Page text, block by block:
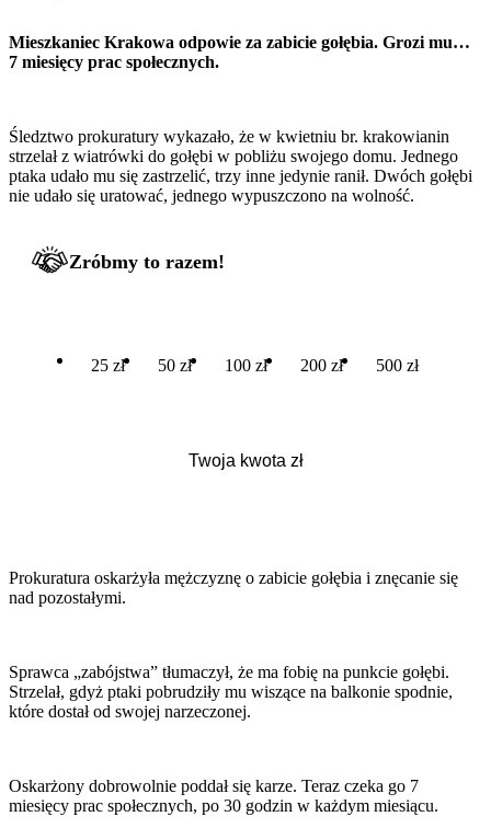
Mieszkaniec Krakowa odpowie za zabicie gołębia. Grozi mu…
7 miesięcy prac społecznych.
Śledztwo prokuratury wykazało, że w kwietniu br. krakowianin
strzelał z wiatrówki do gołębi w pobliżu swojego domu. Jednego
ptaka udało mu się zastrzelić, trzy inne jedynie ranił. Dwóch gołębi
nie udało się uratować, jednego wypuszczono na wolność.
Zróbmy to razem!
25 zł 50 zł 100 zł 200 zł 500 zł
Prokuratura oskarżyła mężczyznę o zabicie gołębia i znęcanie się
nad pozostałymi.
Sprawca „zabójstwa” tłumaczył, że ma fobię na punkcie gołębi.
Strzelał, gdyż ptaki pobrudziły mu wiszące na balkonie spodnie,
które dostał od swojej narzeczonej.
Oskarżony dobrowolnie poddał się karze. Teraz czeka go 7
miesięcy prac społecznych, po 30 godzin w każdym miesiącu.